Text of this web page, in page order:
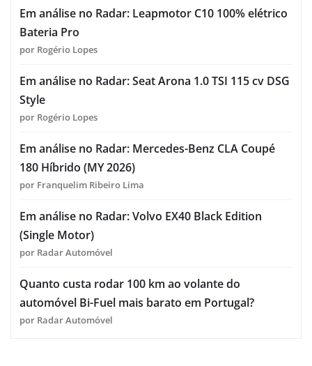
Em análise no Radar: Leapmotor C10 100% elétrico
Bateria Pro
por Rogério Lopes
Em análise no Radar: Seat Arona 1.0 TSI 115 cv DSG
Style
por Rogério Lopes
Em análise no Radar: Mercedes-Benz CLA Coupé
180 Híbrido (MY 2026)
por Franquelim Ribeiro Lima
Em análise no Radar: Volvo EX40 Black Edition
(Single Motor)
por Radar Automóvel
Quanto custa rodar 100 km ao volante do
automóvel Bi-Fuel mais barato em Portugal?
por Radar Automóvel